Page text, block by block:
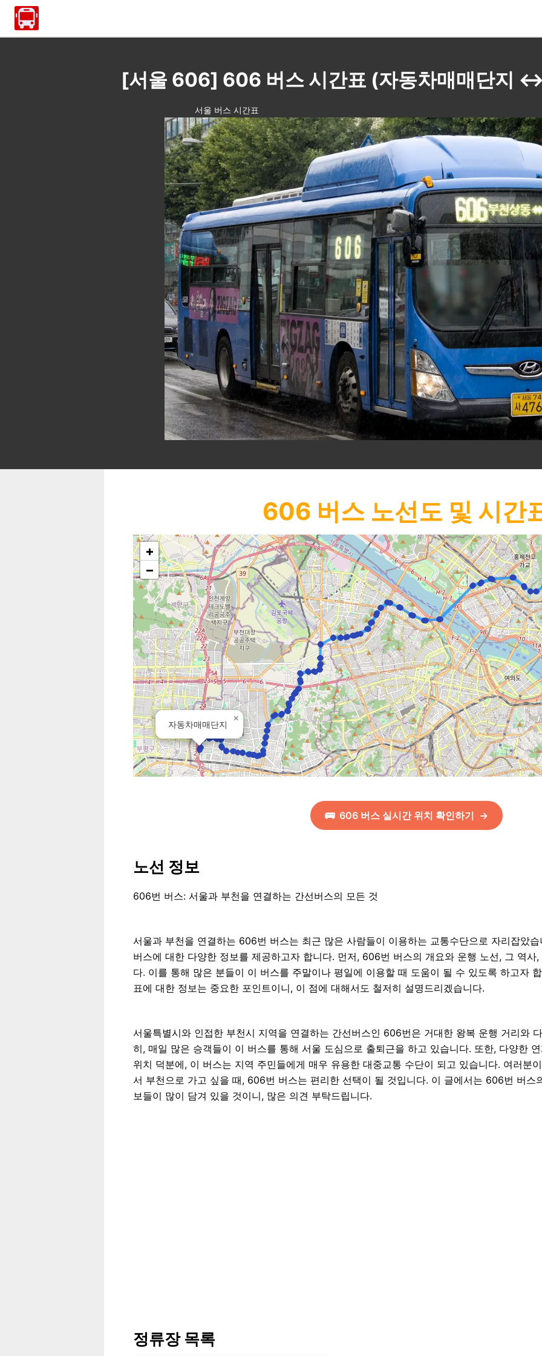
[서울 606] 606 버스 시간표 (자동차매매단지
서울 버스 시간표
606 버스 노선도 및 시간
자동차매매단지
×
+
−
🚌 606 버스 실시간 위치 확인하기 →
노선 정보
606번 버스: 서울과 부천을 연결하는 간선버스의 모든 것
서울과 부천을 연결하는 606번 버스는 최근 많은 사람들이 이용하는 교통수단으로 자리잡았
버스에 대한 다양한 정보를 제공하고자 합니다. 먼저, 606번 버스의 개요와 운행 노선, 그 역사
다. 이를 통해 많은 분들이 이 버스를 주말이나 평일에 이용할 때 도움이 될 수 있도록 하고자
표에 대한 정보는 중요한 포인트이니, 이 점에 대해서도 철저히 설명드리겠습니다.
서울특별시와 인접한 부천시 지역을 연결하는 간선버스인 606번은 거대한 왕복 운행 거리와
히, 매일 많은 승객들이 이 버스를 통해 서울 도심으로 출퇴근을 하고 있습니다. 또한, 다양한
위치 덕분에, 이 버스는 지역 주민들에게 매우 유용한 대중교통 수단이 되고 있습니다. 여러분
서 부천으로 가고 싶을 때, 606번 버스는 편리한 선택이 될 것입니다. 이 글에서는 606번 버스
보들이 많이 담겨 있을 것이니, 많은 의견 부탁드립니다.
정류장 목록